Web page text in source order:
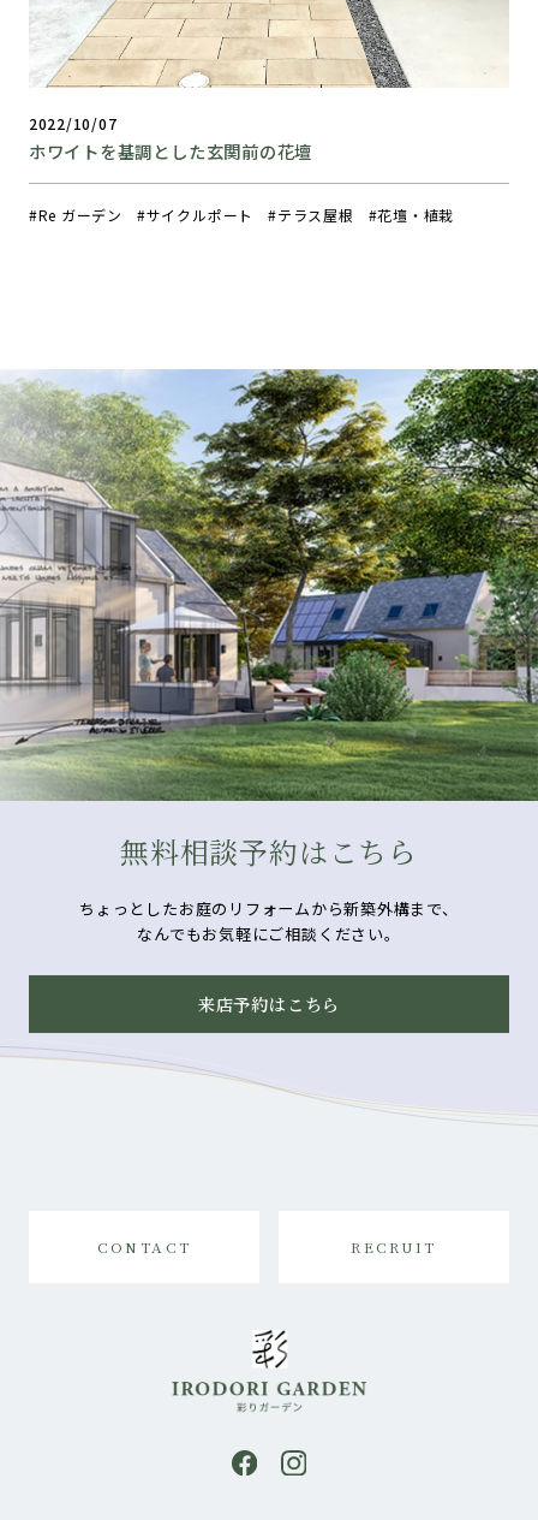
2022/10/07
ホワイトを基調とした玄関前の花壇
Re ガーデン サイクルポート テラス屋根 花壇・植栽
無料相談予約はこちら
ちょっとしたお庭のリフォームから新築外構まで、
なんでもお気軽にご相談ください。
来店予約はこちら
CONTACT RECRUIT